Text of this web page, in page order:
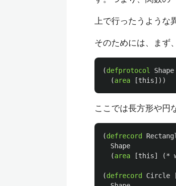
上で行ったうような
そのためには、まず
(defprotocol
Shape
(area [this]))
ここでは長方形や円
(defrecord
Shape
(area [this] (*
(defrecord Circle